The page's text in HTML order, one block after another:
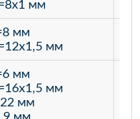
мм
мм
мм
мм
мм
мм